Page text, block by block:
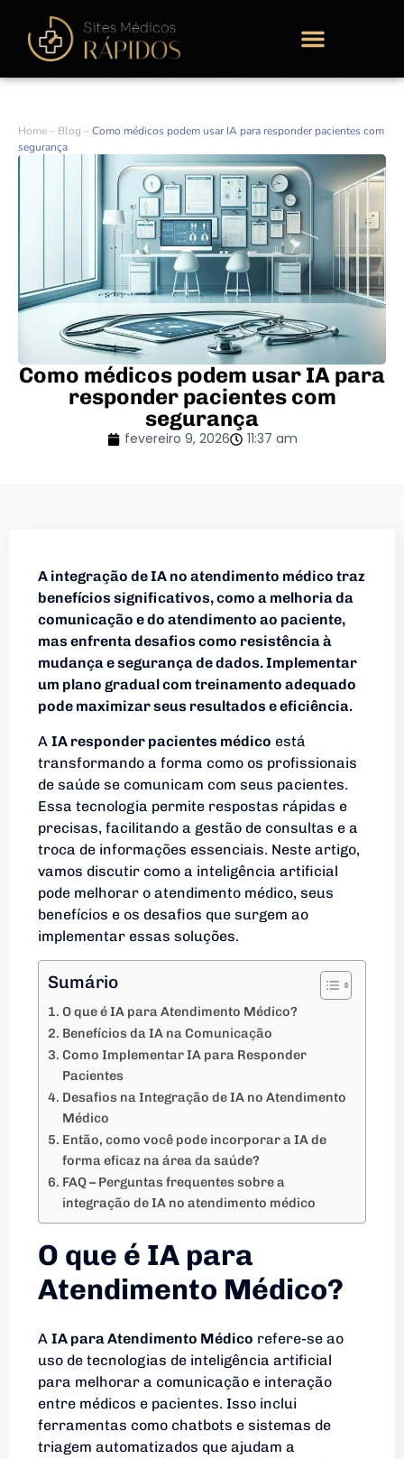
Home– Blog –Como médicos podem usar IA para responder pacientes com
segurança
Como médicos podem usar IA para
responder pacientes com
segurança
fevereiro 9, 2026 11:37 am
A integração de IA no atendimento médico traz
benefícios significativos, como a melhoria da
comunicação e do atendimento ao paciente,
mas enfrenta desafios como resistência à
mudança e segurança de dados. Implementar
um plano gradual com treinamento adequado
pode maximizar seus resultados e eficiência.
A IA responder pacientes médico está
transformando a forma como os profissionais
de saúde se comunicam com seus pacientes.
Essa tecnologia permite respostas rápidas e
precisas, facilitando a gestão de consultas e a
troca de informações essenciais. Neste artigo,
vamos discutir como a inteligência artificial
pode melhorar o atendimento médico, seus
benefícios e os desafios que surgem ao
implementar essas soluções.
Sumário
O que é IA para Atendimento Médico?
Benefícios da IA na Comunicação
Como Implementar IA para Responder
Pacientes
Desafios na Integração de IA no Atendimento
Médico
Então, como você pode incorporar a IA de
forma eficaz na área da saúde?
FAQ – Perguntas frequentes sobre a
integração de IA no atendimento médico
O que é IA para
Atendimento Médico?
A IA para Atendimento Médico refere-se ao
uso de tecnologias de inteligência artificial
para melhorar a comunicação e interação
entre médicos e pacientes. Isso inclui
ferramentas como chatbots e sistemas de
triagem automatizados que ajudam a